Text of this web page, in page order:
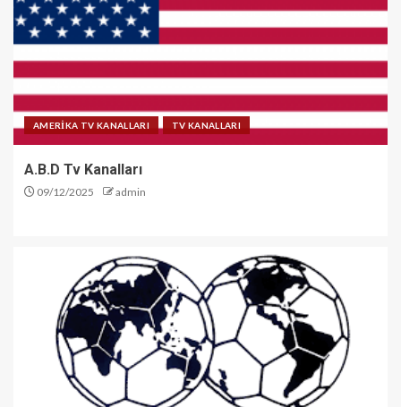
AMERİKA TV KANALLARI TV KANALLARI
A.B.D Tv Kanalları
09/12/2025 admin